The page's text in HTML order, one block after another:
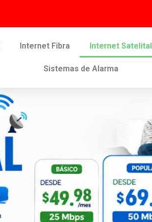
Internet Fibra Internet Satelital
Sistemas de Alarma